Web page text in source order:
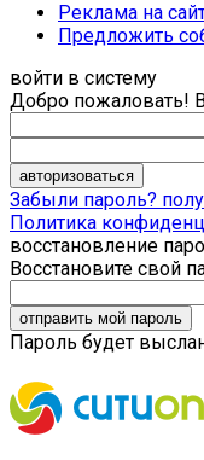
Реклама на
Предложить
войти в систему
Добро пожаловать!
Забыли пароль?
Политика
восстановление
Восстановите свой
Пароль будет